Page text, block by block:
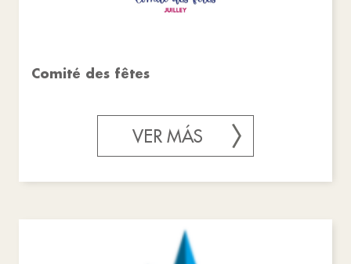
Comité des fêtes
VER MÁS